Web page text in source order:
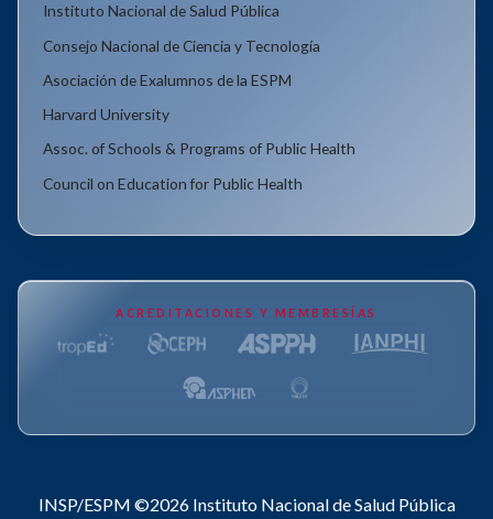
Instituto Nacional de Salud Pública
Consejo Nacional de Ciencia y Tecnología
Asociación de Exalumnos de la ESPM
Harvard University
Assoc. of Schools & Programs of Public Health
Council on Education for Public Health
ACREDITACIONES Y MEMBRESÍAS
INSP/ESPM ©2026Instituto Nacional de Salud Pública